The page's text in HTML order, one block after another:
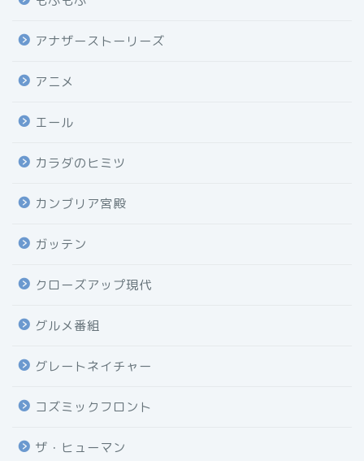
アナザーストーリーズ
アニメ
エール
カラダのヒミツ
カンブリア宮殿
ガッテン
クローズアップ現代
グルメ番組
グレートネイチャー
コズミックフロント
ザ・ヒューマン